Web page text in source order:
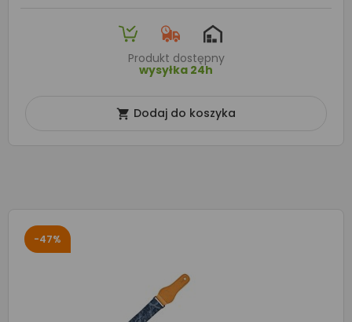
Produkt dostępny
wysyłka 24h
 Dodaj do koszyka
-47%